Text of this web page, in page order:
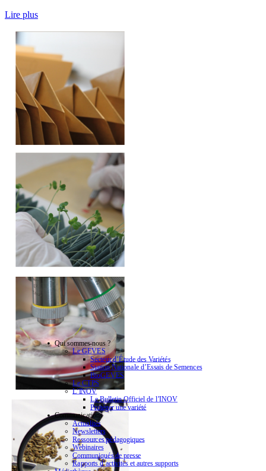
Lire plus
Qui sommes-nous ?
Le GEVES
Secteur d’Étude des Variétés
Station Nationale d’Essais de Semences
BioGEVES
Le CTPS
L’INOV
Le Bulletin Officiel de l’INOV
Protéger une variété
Communications
Actualités
Newsletters
Ressources pédagogiques
Webinaires
Communiqués de presse
Rapports d’activités et autres supports